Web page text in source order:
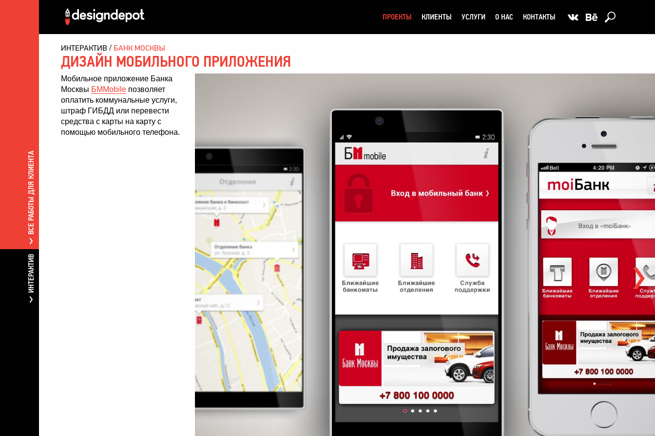
ПРОЕКТЫ КЛИЕНТЫ УСЛУГИ О НАС КОНТАКТЫ
ВСЕ РАБОТЫ ДЛЯ КЛИЕНТА
ИНТЕРАКТИВ
ИНТЕРАКТИВ БАНК МОСКВЫ
ДИЗАЙН МОБИЛЬНОГО ПРИЛОЖЕНИЯ
Мобильное приложение Банка
Москвы БМMobile позволяет
оплатить коммунальные услуги,
штраф ГИБДД или перевести
средства с карты на карту с
помощью мобильного телефона.